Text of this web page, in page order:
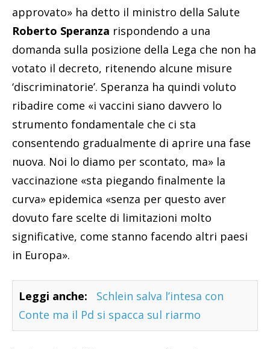
consentendo gradualmente di aprire una fase
nuova. Noi lo diamo per scontato, ma» la
vaccinazione «sta piegando finalmente la
curva» epidemica «senza per questo aver
dovuto fare scelte di limitazioni molto
significative, come stanno facendo altri paesi
in Europa».
Leggi anche:
Schlein salva l’intesa con
Conte ma il Pd si spacca sul riarmo
La durata del Green pass rafforzato
«Prolunghiamo la vigenza del Green pass dopo
il booster» vaccinale anti-Covid. «Oggi è di 6
mesi» e, «non avendo ancora le nostre autorità
scientifiche individuato un percorso per la
quarta dose, che sarà oggetto di un confronto